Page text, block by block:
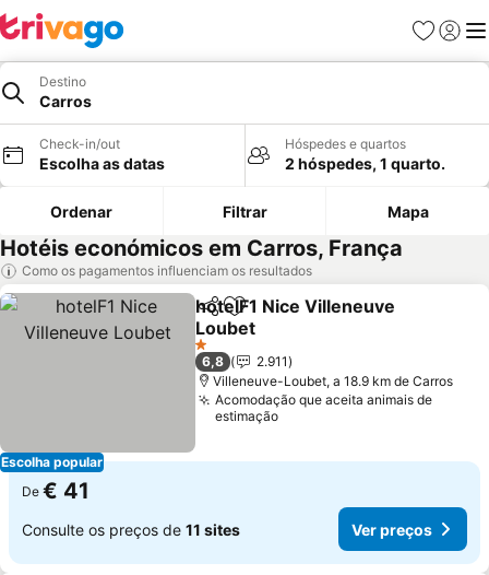
Favoritos
Iniciar
Destino
Carros
Check-in/out
Escolha as datas
Hóspedes e quartos
2 hóspedes, 1 quarto.
Ordenar Filtrar Mapa
Hotéis económicos em Carros, França
Como os pagamentos influenciam os resultados
Escolha popular
PartilharAdicionar aos favoritos
hotelF1 Nice Villeneuve
Loubet
Ver preços
1 Estrelas
6,8
2.911
Villeneuve-Loubet, a 18.9 km de Carros
Acomodação que aceita animais de
estimação
De € 41
Consulte os preços de 11 sites Ver preços